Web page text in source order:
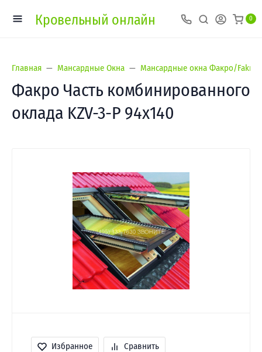
Кровельный онлайн 0
Главная Мансардные Окна Мансардные окна Факро/Fakro
Факро Часть комбинированного
оклада KZV-3-Р 94х140
Избранное Сравнить